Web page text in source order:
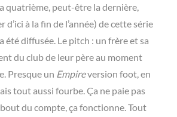
quatrième, peut-être la dernière,
à la fin de l’année) de cette série
été diffusée. Le pitch : un frère et sa
du club de leur père au moment
Presque un Empireversion foot, en
tout aussi fourbe. Ça ne paie pas
du compte, ça fonctionne. Tout